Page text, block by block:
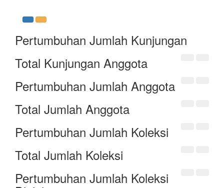
Pertumbuhan Jumlah Kunjungan
Total Kunjungan Anggota
Pertumbuhan Jumlah Anggota
Total Jumlah Anggota
Pertumbuhan Jumlah Koleksi
Total Jumlah Koleksi
Pertumbuhan Jumlah Koleksi